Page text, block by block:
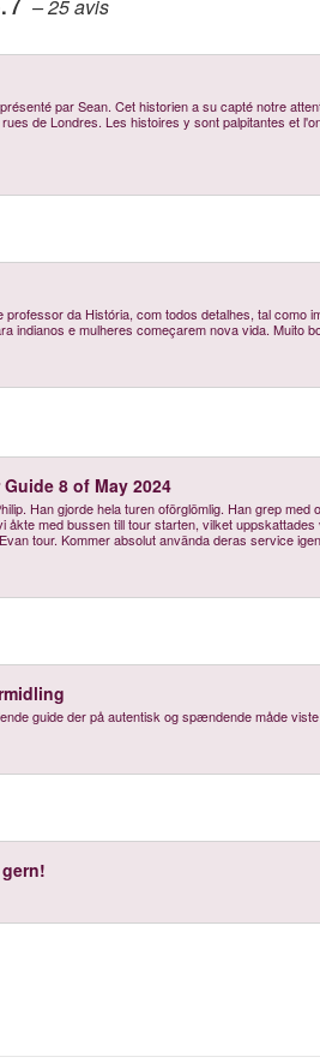
– 25avis
par Sean. Cet historien a su capté notre
de Londres. Les histoires y sont palpitantes et
professor da História, com todos detalhes, tal
indianos e mulheres começarem nova vida. Muito
8 of May 2024
Han gjorde hela turen oförglömlig. Han grep
åkte med bussen till tour starten, vilket
tour. Kommer absolut använda deras service
guide der på autentisk og spændende måde